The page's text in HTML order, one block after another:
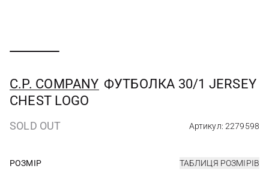
C.P. COMPANY ФУТБОЛКА 30/1 JERSEY
CHEST LOGO
SOLD OUT Артикул: 2279598
РОЗМІР ТАБЛИЦЯ РОЗМІРІВ